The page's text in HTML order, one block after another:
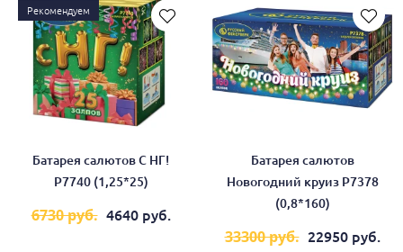
Рекомендуем
Батарея салютов С НГ!
Р7740 (1,25*25)
6730 руб. 4640 руб.
Батарея салютов
Новогодний круиз Р7378
(0,8*160)
33300 руб. 22950 руб.